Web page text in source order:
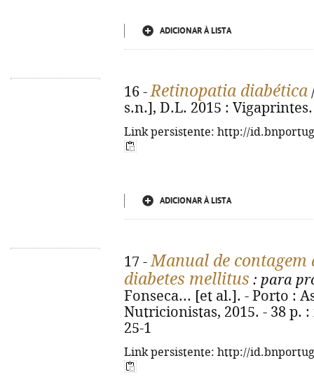
ADICIONAR À LISTA
16 -Retinopatia diabética
s.n.], D.L. 2015 :
Link persistente: http://
ADICIONAR À LISTA
17 -Manual de contagem
diabetes mellitus : para
Fonseca... [et al.]. - Porto :
Nutricionistas, 2015. - 38 p. :
25-1
Link persistente: http://